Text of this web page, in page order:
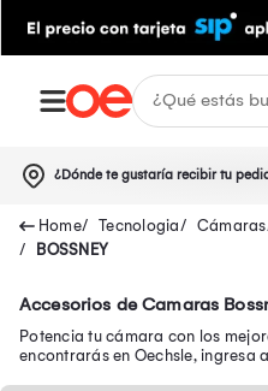
¿Dónde te gustaría recibir tu
Tecnologia Cámaras
BOSSNEY
Accesorios de Camaras
Potencia tu cámara con los
encontrarás en Oechsle, ingresa